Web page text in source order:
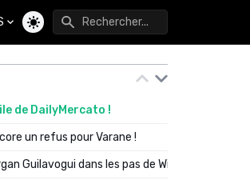
Changer de thème
de DailyMercato !
un refus pour Varane !
Guilavogui dans les pas de Will Still ?